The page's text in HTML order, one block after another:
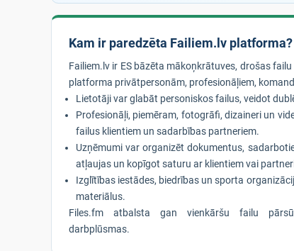
Kam ir paredzēta Failiem.lv platforma?
Failiem.lv ir ES bāzēta mākoņkrātuves, drošas
platforma privātpersonām, profesionāļiem,
Lietotāji var glabāt personiskos failus, veidot
Profesionāļi, piemēram, fotogrāfi, dizaineri un
failus klientiem un sadarbības partneriem.
Uzņēmumi var organizēt dokumentus,
atļaujas un kopīgot saturu ar klientiem vai
Izglītības iestādes, biedrības un sporta
materiālus.
Files.fm atbalsta gan vienkāršu failu
darbplūsmas.